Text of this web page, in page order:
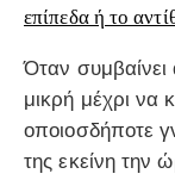
επίπεδα ή το
Όταν συμβαίνει
μικρή μέχρι να
οποιοσδήποτε
της εκείνη την